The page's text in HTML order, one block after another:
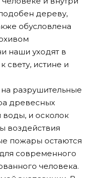
дереву,
обусловлена
наши уходят в
свету, истине и
разрушительные
древесных
воды, и осколок
воздействия
пожары остаются
современного
человека.